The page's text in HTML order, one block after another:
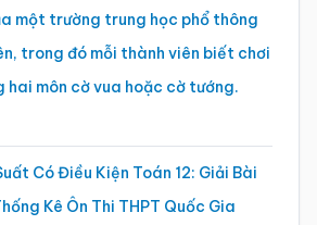
một trường trung học phổ thông
trong đó mỗi thành viên biết chơi
môn cờ vua hoặc cờ tướng.
Có Điều Kiện Toán 12: Giải Bài
Kê Ôn Thi THPT Quốc Gia